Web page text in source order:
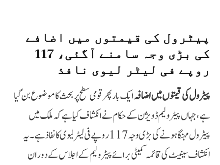
پیٹرول کی قیمتوں میں اضافے
کی بڑی وجہ سامنے آگئی، 117
روپے فی لیٹر لیوی نافذ
پیٹرول کی قیمتوں میں اضافہایک بار پھر قومی سطح پر بحث کا موضوع بن گیا
ہے، جہاں پیٹرولیم ڈویژن کے حکام نے انکشاف کیا ہے کہ ملک میں
پیٹرول مہنگا ہونے کی بڑی وجہ 117 روپے فی لیٹر لیوی کا نفاذ ہے۔ یہ
انکشاف سینیٹ کی قائمہ کمیٹی برائے پیٹرولیم کے اجلاس کے دوران